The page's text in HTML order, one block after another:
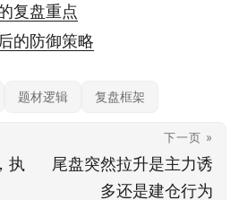
复盘重点
的防御策略
题材逻辑 复盘框架
执
下一页 »
尾盘突然拉升是主力诱
多还是建仓行为